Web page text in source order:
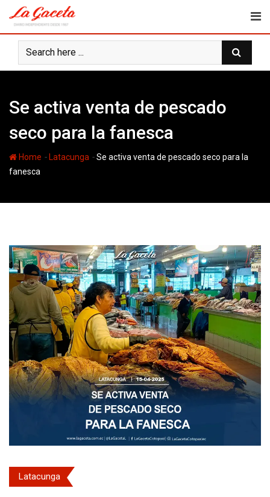
content
Se activa venta de pescado
seco para la fanesca
Home - Latacunga -Se activa venta de pescado seco para la
fanesca
Latacunga